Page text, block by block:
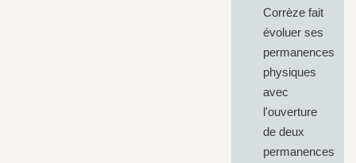
Corrèze fait
évoluer ses
permanences
physiques
avec
l'ouverture
de deux
permanences